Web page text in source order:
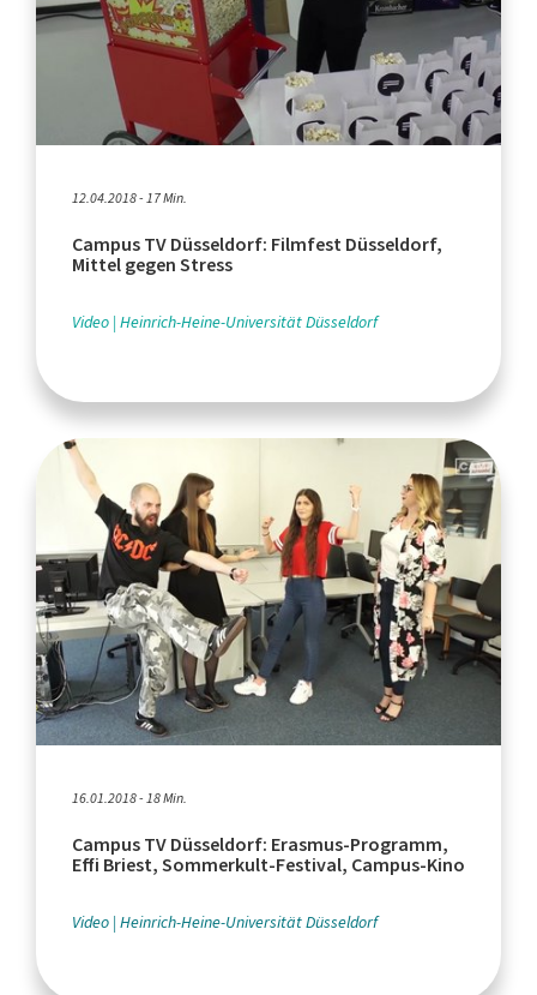
12.04.2018 - 17 Min.
Campus TV Düsseldorf: Filmfest Düsseldorf,
Mittel gegen Stress
Video Heinrich-Heine-Universität Düsseldorf
16.01.2018 - 18 Min.
Campus TV Düsseldorf: Erasmus-Programm,
Effi Briest, Sommerkult-Festival, Campus-Kino
Video Heinrich-Heine-Universität Düsseldorf